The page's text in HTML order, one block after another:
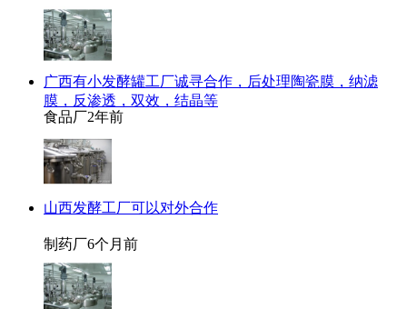
广西有小发酵罐工厂诚寻合作，后处理陶瓷膜，纳滤
膜，反渗透，双效，结晶等
食品厂2年前
山西发酵工厂可以对外合作
制药厂6个月前